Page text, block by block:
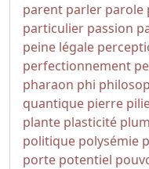
parent parler parole
particulier passion
peine légale
perfectionnement
pharaon phi
quantique pierre
plante plasticité
politique polysémie
porte potentiel